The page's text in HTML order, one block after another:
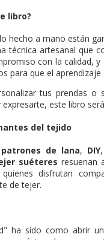
libro?
hecho a mano están
técnica artesanal que
con la calidad,
para que el
tus prendas o
este libro
del tejido
patrones de lana, DIY,
suéteres resuenan
disfrutan
de tejer.
" ha sido como abrir